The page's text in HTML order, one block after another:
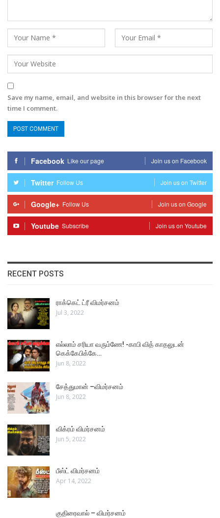
Save my name, email, and website in this browser for the next
time I comment.
Facebook Like our page Join us on Facebook
Twitter Follow Us Join us on Twitter
Google+ Follow Us Join us on Google
Youtube Subscribe Join us on Youtube
RECENT POSTS
ராக்கெட் ட்ரீ விமர்சனம்
Jul 3, 2022
எல்லாம் சரியா வரும்ணே! -காபி வித் காதலுடன்
கெக்கேபிக்கே…
Jun 8, 2022
சேத்துமான் –விமர்சனம்
Jun 8, 2022
விக்ரம் விமர்சனம்
Jun 5, 2022
பீஸ்ட் விமர்சனம்
Apr 14, 2022
குதிரைவால் – விமர்சனம்